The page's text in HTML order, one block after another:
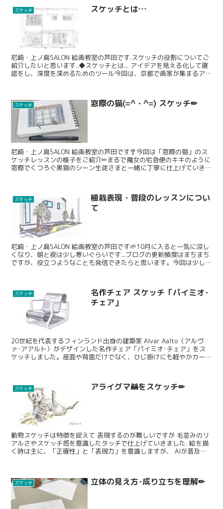
スケッチ スケッチとは…
尼崎・上ノ島SALON 絵画教室の芦田です.スケッチの役割についてご
紹介したいと思います..◆スケッチとは... アイデアを見える化して確
認をし、深度を深めるためのツール今回は、京都で画家が集まるアト
スケッチ 窓際の猫(=^・^=) スケッチ✏
尼崎・上ノ島SALON 絵画教室の芦田です🎐今回は「窓際の猫」のス
ケッチレッスンの様子をご紹介✏まるで魔女の宅急便のキキのように
窓際でくつろぐ黒猫のシーン生徒さまと一緒に丁寧に仕上げていきま
スケッチ
植栽表現・普段のレッスンについ
て
尼崎・上ノ島SALON 絵画教室の芦田です🌱10月に入ると一気に涼し
くなり、朝と夜は少し寒いぐらいです...ブログの更新頻度はまちまち
ですが、役立つようなことも発信できたらと思います。今回は少しご
スケッチ
名作チェア スケッチ「パイミオ･
チェア」
20世紀を代表するフィンランド出身の建築家 Alvar Aalto（アルヴ
ァ･アアルト）がデザインした名作チェア「パイミオ･チェア」をス
ケッチしました。座面や背面だけでなく、ひじ掛けにも軽やかカーブ
スケッチ アライグマ🦝をスケッチ✏
動物スケッチは特徴を捉えて 表現するのが難しいですが 毛並みのリ
アルさやスケッチ感を意識したタッチで仕上げていきました. 絵を描
く時は主に、「正確性」と「表現力」を意識しますが、 AIが普及す
スケッチ 立体の見え方･成り立ちを理解✏